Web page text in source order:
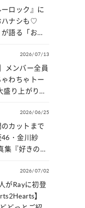
ロック』に
ハナシも♡
が語る「お仕
2026/07/13
メンバー全員
わちゃトー
り上がりだ
2026/06/25
カットまで
・金川紗
集『好きのグ
届け！2026/07/02
がRayに初登
】